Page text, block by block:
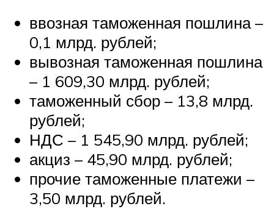
ввозная таможенная пошлина –
0,1 млрд. рублей;
вывозная таможенная пошлина
– 1 609,30 млрд. рублей;
таможенный сбор – 13,8 млрд.
рублей;
НДС – 1 545,90 млрд. рублей;
акциз – 45,90 млрд. рублей;
прочие таможенные платежи –
3,50 млрд. рублей.